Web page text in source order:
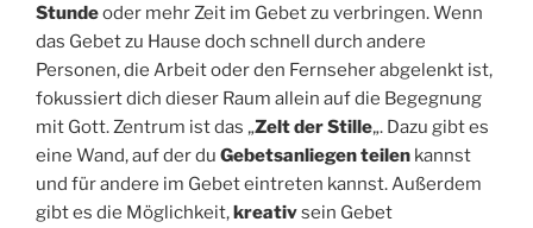
Stundeoder mehr Zeit im Gebet zu verbringen. Wenn
das Gebet zu Hause doch schnell durch andere
Personen, die Arbeit oder den Fernseher abgelenkt ist,
fokussiert dich dieser Raum allein auf die Begegnung
mit Gott. Zentrum ist das „Zelt der Stille„. Dazu gibt es
eine Wand, auf der du Gebetsanliegen teilen kannst
und für andere im Gebet eintreten kannst. Außerdem
gibt es die Möglichkeit,kreativsein Gebet